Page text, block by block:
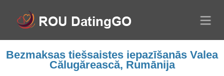
Bezmaksas tiešsaistes iepazīšanās Valea
Călugărească, Rumānija